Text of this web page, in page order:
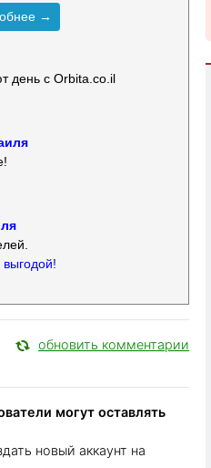
→
день с Orbita.co.il
обновить комментарии
могут оставлять
новый аккаунт на